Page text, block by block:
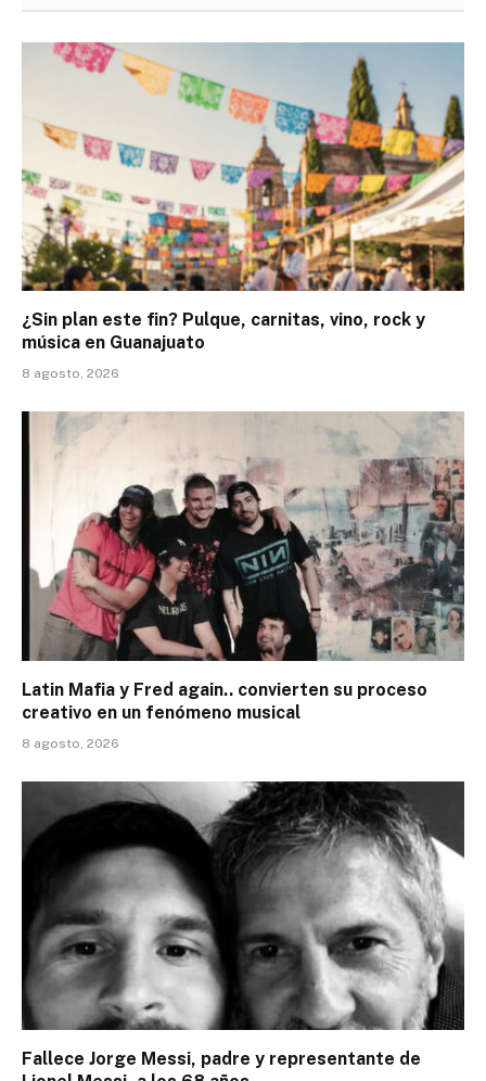
¿Sin plan este fin? Pulque, carnitas, vino, rock y
música en Guanajuato
8 agosto, 2026
Latin Mafia y Fred again.. convierten su proceso
creativo en un fenómeno musical
8 agosto, 2026
Fallece Jorge Messi, padre y representante de